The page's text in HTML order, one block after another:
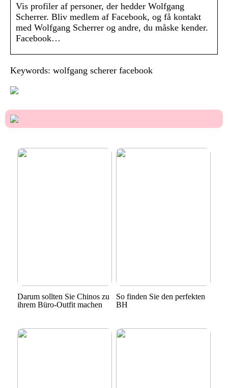
Vis profiler af personer, der hedder Wolfgang
Scherrer. Bliv medlem af Facebook, og få kontakt
med Wolfgang Scherrer og andre, du måske kender.
Facebook…
Keywords: wolfgang scherer facebook
Darum sollten Sie Chinos zu
ihrem Büro-Outfit machen
So finden Sie den perfekten
BH